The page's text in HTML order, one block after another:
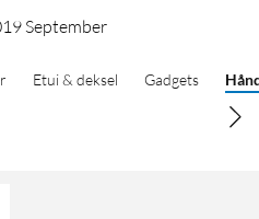
September
Etui & deksel Gadgets